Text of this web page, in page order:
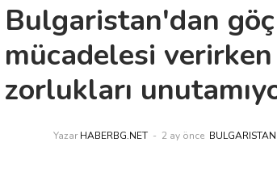
Bulgaristan'dan
mücadelesi verirken
zorlukları
Yazar HABERBG.NET 2 ay önce